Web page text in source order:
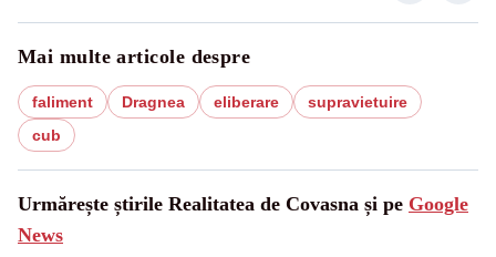
Mai multe articole despre
faliment Dragnea eliberare
supravietuire
cub
Urmărește știrile Realitatea de Covasna și pe Google
News